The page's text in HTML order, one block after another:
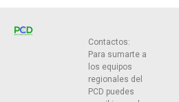
Contactos:
Para sumarte a
los equipos
regionales del
PCD puedes